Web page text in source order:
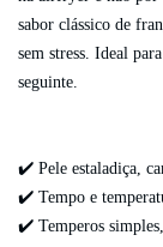
sabor clássico de
sem stress. Ideal
seguinte.
✔️ Pele estaladiça,
✔️ Tempo e
✔️ Temperos